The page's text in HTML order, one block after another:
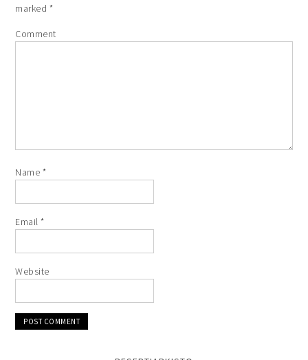
marked *
Comment
Name *
Email*
Website